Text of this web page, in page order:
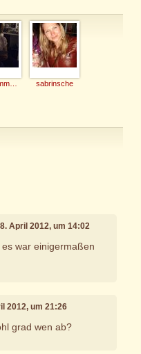
sabrinsche
April 2012, um 14:02
war einigermaßen
2012, um 21:26
grad wen ab?